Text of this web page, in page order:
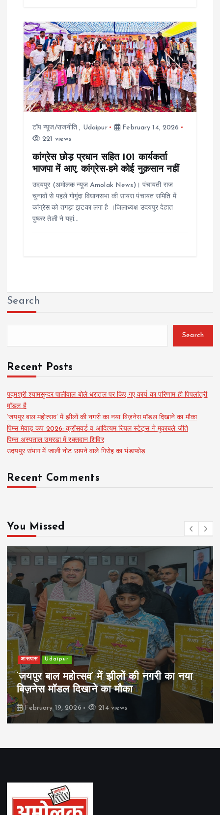
टॉप न्यूज/राजनीति , Udaipur
February 14, 2026
221 views
कांग्रेस छोड़ प्रधान सहित 101 कार्यकर्ता
भाजपा में आए, कांग्रेस-हमे कोई नुक़सान नहीं
उदयपुर (अमोलक न्यूज Amolak News)। पंचायती राज
चुनावों से पहले गोगुंदा विधानसभा की सायरा पंचायत समिति में
कांग्रेस को तगड़ा झटका लगा है ।जिलाध्यक्ष उदयपुर देहात
पुष्कर तेली ने यहां…
Search
Search
Recent Posts
पद्मश्री श्यामसुन्दर पालीवाल बोले धरातल पर किए गए कार्य का परिणाम ही पिपलांत्री
मॉडल है
‘जयपुर बाल महोत्सव’ में झीलों की नगरी का नया बिज़नेस मॉडल दिखाने का मौका
पिम्स मेवाड़ कप 2026: क्रॉसवर्ड व आदित्यम रियल स्टेट्स ने मुकाबले जीते
पिम्स अस्पताल उमरडा में रक्तदान शिविर
उदयपुर संभाग में जाली नोट छापने वाले गिरोह का भंडाफोड़
Recent Comments
You Missed
खेल Udaipur
पिम्स मेवाड़ कप 2026: क्रॉसवर्ड व आदित्यम
रियल स्टेट्स ने मुकाबले जीते
February 19, 2026 165 views